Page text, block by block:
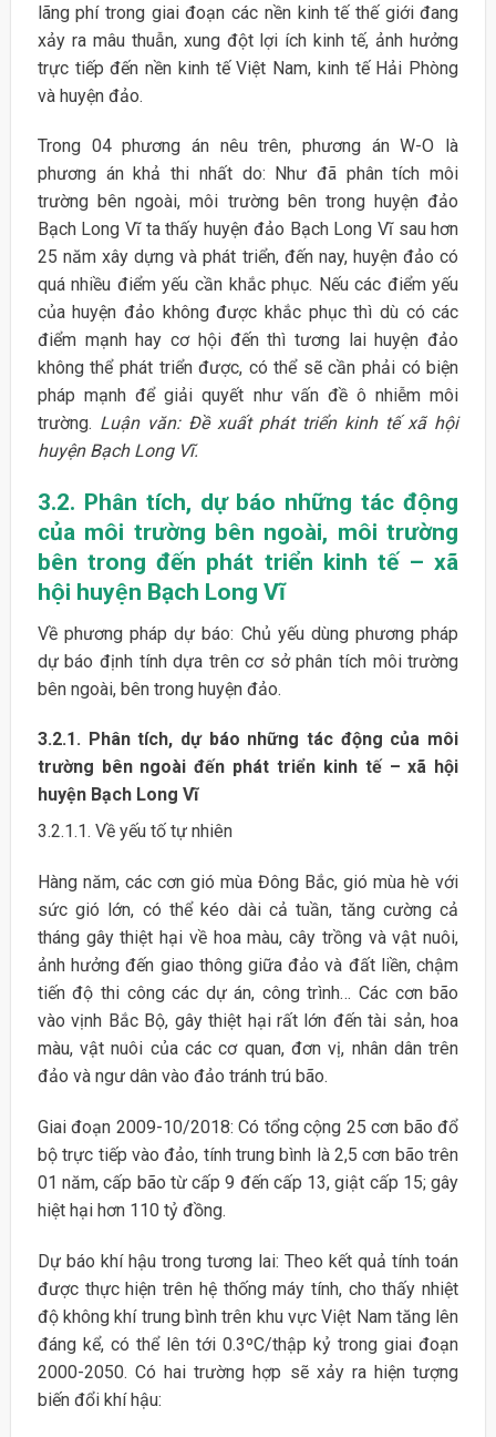
lãng phí trong giai đoạn các nền kinh tế thế giới đang
xảy ra mâu thuẫn, xung đột lợi ích kinh tế, ảnh hưởng
trực tiếp đến nền kinh tế Việt Nam, kinh tế Hải Phòng
và huyện đảo.
Trong 04 phương án nêu trên, phương án W-O là
phương án khả thi nhất do: Như đã phân tích môi
trường bên ngoài, môi trường bên trong huyện đảo
Bạch Long Vĩ ta thấy huyện đảo Bạch Long Vĩ sau hơn
25 năm xây dựng và phát triển, đến nay, huyện đảo có
quá nhiều điểm yếu cần khắc phục. Nếu các điểm yếu
của huyện đảo không được khắc phục thì dù có các
điểm mạnh hay cơ hội đến thì tương lai huyện đảo
không thể phát triển được, có thể sẽ cần phải có biện
pháp mạnh để giải quyết như vấn đề ô nhiễm môi
trường. Luận văn: Đề xuất phát triển kinh tế xã hội
huyện Bạch Long Vĩ.
3.2. Phân tích, dự báo những tác động
của môi trường bên ngoài, môi trường
bên trong đến phát triển kinh tế – xã
hội huyện Bạch Long Vĩ
Về phương pháp dự báo: Chủ yếu dùng phương pháp
dự báo định tính dựa trên cơ sở phân tích môi trường
bên ngoài, bên trong huyện đảo.
3.2.1. Phân tích, dự báo những tác động của môi
trường bên ngoài đến phát triển kinh tế – xã hội
huyện Bạch Long Vĩ
3.2.1.1. Về yếu tố tự nhiên
Hàng năm, các cơn gió mùa Đông Bắc, gió mùa hè với
sức gió lớn, có thể kéo dài cả tuần, tăng cường cả
tháng gây thiệt hại về hoa màu, cây trồng và vật nuôi,
ảnh hưởng đến giao thông giữa đảo và đất liền, chậm
tiến độ thi công các dự án, công trình… Các cơn bão
vào vịnh Bắc Bộ, gây thiệt hại rất lớn đến tài sản, hoa
màu, vật nuôi của các cơ quan, đơn vị, nhân dân trên
đảo và ngư dân vào đảo tránh trú bão.
Giai đoạn 2009-10/2018: Có tổng cộng 25 cơn bão đổ
bộ trực tiếp vào đảo, tính trung bình là 2,5 cơn bão trên
01 năm, cấp bão từ cấp 9 đến cấp 13, giật cấp 15; gây
hiệt hại hơn 110 tỷ đồng.
Dự báo khí hậu trong tương lai: Theo kết quả tính toán
được thực hiện trên hệ thống máy tính, cho thấy nhiệt
độ không khí trung bình trên khu vực Việt Nam tăng lên
đáng kể, có thể lên tới 0.3ºC/thập kỷ trong giai đoạn
2000-2050. Có hai trường hợp sẽ xảy ra hiện tượng
biến đổi khí hậu: